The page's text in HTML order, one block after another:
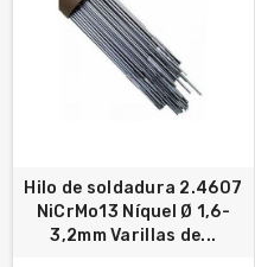
Hilo de soldadura 2.4607
NiCrMo13 Níquel Ø 1,6-
3,2mm Varillas de...